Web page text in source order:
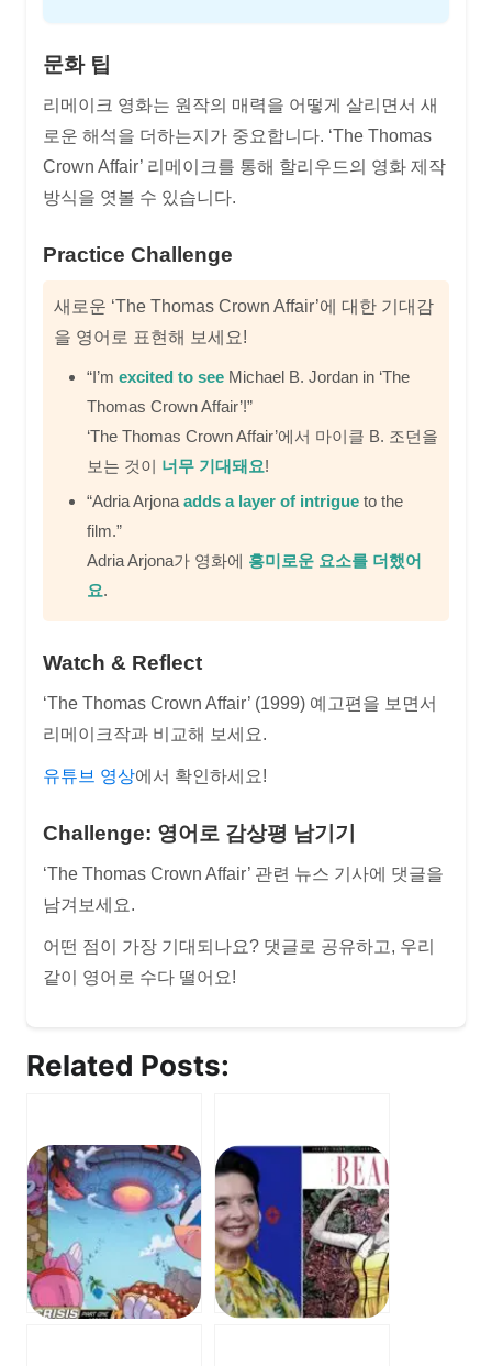
문화 팁
리메이크 영화는 원작의 매력을 어떻게 살리면서 새
로운 해석을 더하는지가 중요합니다. ‘The Thomas
Crown Affair’ 리메이크를 통해 할리우드의 영화 제작
방식을 엿볼 수 있습니다.
Practice Challenge
새로운 ‘The Thomas Crown Affair’에 대한 기대감
을 영어로 표현해 보세요!
“I’m excited to see Michael B. Jordan in ‘The
Thomas Crown Affair’!”
‘The Thomas Crown Affair’에서 마이클 B. 조던을
보는 것이 너무 기대돼요!
“Adria Arjona adds a layer of intrigue to the
film.”
Adria Arjona가 영화에 흥미로운 요소를 더했어
요.
Watch & Reflect
‘The Thomas Crown Affair’ (1999) 예고편을 보면서
리메이크작과 비교해 보세요.
유튜브 영상에서 확인하세요!
Challenge: 영어로 감상평 남기기
‘The Thomas Crown Affair’ 관련 뉴스 기사에 댓글을
남겨보세요.
어떤 점이 가장 기대되나요? 댓글로 공유하고, 우리
같이 영어로 수다 떨어요!
Related Posts: